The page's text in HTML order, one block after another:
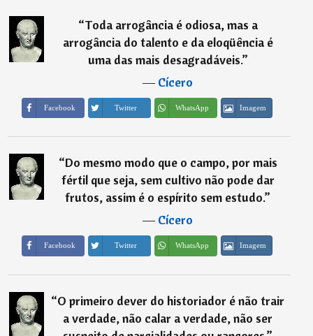
“Toda arrogância é odiosa, mas a
arrogância do talento e da eloqüência é
uma das mais desagradáveis.”
―Cícero
Facebook Twitter WhatsApp Imagem
“Do mesmo modo que o campo, por mais
fértil que seja, sem cultivo não pode dar
frutos, assim é o espírito sem estudo.”
―Cícero
Facebook Twitter WhatsApp Imagem
“O primeiro dever do historiador é não trair
a verdade, não calar a verdade, não ser